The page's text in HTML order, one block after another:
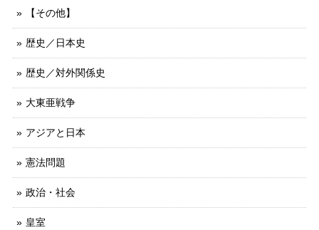
【その他】
歴史／日本史
歴史／対外関係史
大東亜戦争
アジアと日本
憲法問題
政治・社会
皇室